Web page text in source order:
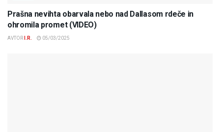
Prašna nevihta obarvala nebo nad Dallasom rdeče in
ohromila promet (VIDEO)
AVTOR I.R. 05/03/2025